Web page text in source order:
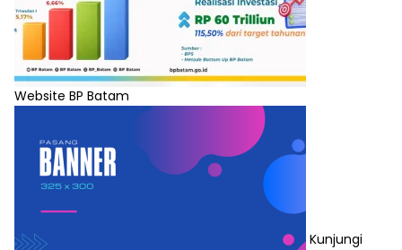
Website BP Batam
Kunjungi